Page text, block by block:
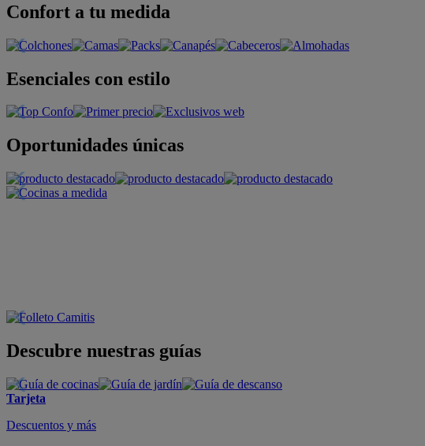
Confort a tu medida
Esenciales con estilo
Oportunidades únicas
Descubre nuestras guías
Tarjeta
Descuentos y más